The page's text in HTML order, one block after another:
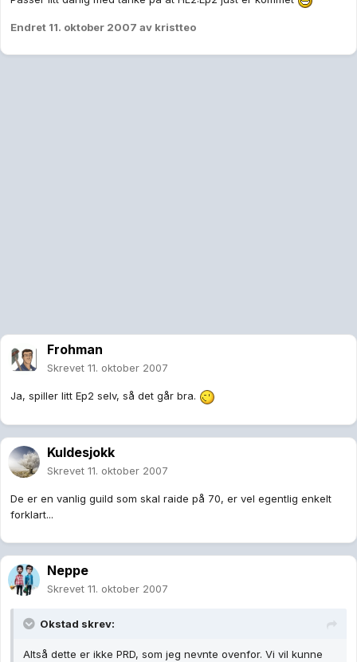
Endret 11. oktober 2007 av kristteo
Frohman
Skrevet 11. oktober 2007
Ja, spiller litt Ep2 selv, så det går bra.
Kuldesjokk
Skrevet 11. oktober 2007
De er en vanlig guild som skal raide på 70, er vel egentlig enkelt
forklart...
Neppe
Skrevet 11. oktober 2007
Okstad skrev:
Altså dette er ikke PRD, som jeg nevnte ovenfor. Vi vil kunne